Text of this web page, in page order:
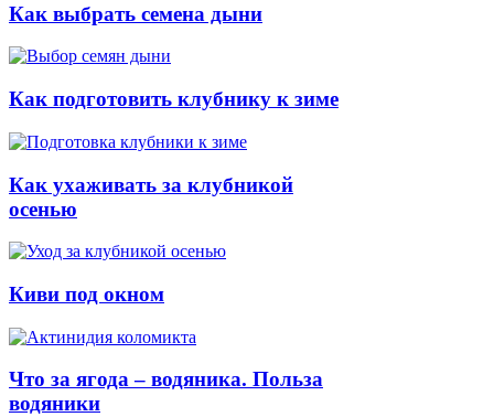
Как выбрать семена дыни
Как подготовить клубнику к зиме
Как ухаживать за клубникой
осенью
Киви под окном
Что за ягода – водяника. Польза
водяники